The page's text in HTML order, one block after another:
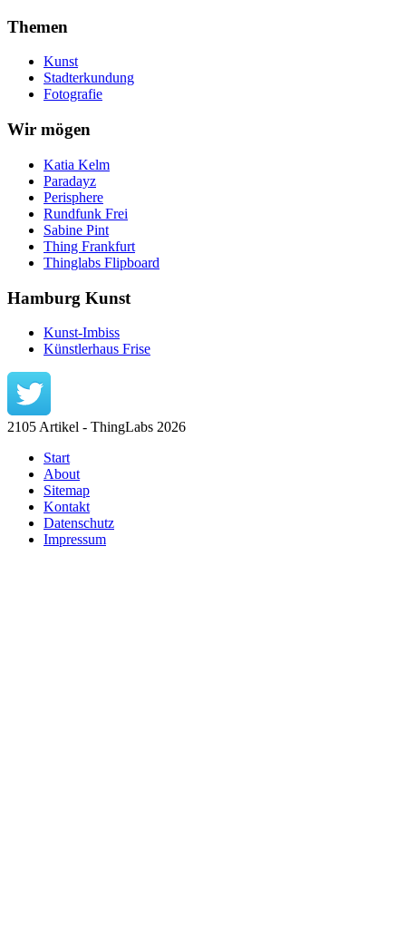
Themen
Kunst
Stadterkundung
Fotografie
Wir mögen
Katia Kelm
Paradayz
Perisphere
Rundfunk Frei
Sabine Pint
Thing Frankfurt
Thinglabs Flipboard
Hamburg Kunst
Kunst-Imbiss
Künstlerhaus Frise
2105 Artikel - ThingLabs 2026
Start
About
Sitemap
Kontakt
Datenschutz
Impressum